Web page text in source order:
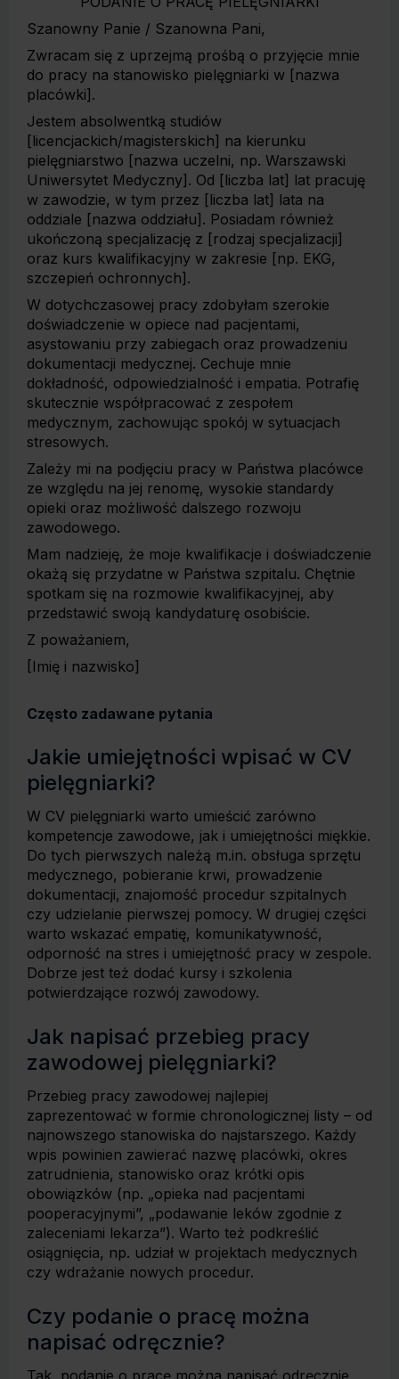
Szanowny Panie / Szanowna Pani,
Zwracam się z uprzejmą prośbą o przyjęcie mnie
do pracy na stanowisko pielęgniarki w [nazwa
placówki].
Jestem absolwentką studiów
[licencjackich/magisterskich] na kierunku
pielęgniarstwo [nazwa uczelni, np. Warszawski
Uniwersytet Medyczny]. Od [liczba lat] lat pracuję
w zawodzie, w tym przez [liczba lat] lata na
oddziale [nazwa oddziału]. Posiadam również
ukończoną specjalizację z [rodzaj specjalizacji]
oraz kurs kwalifikacyjny w zakresie [np. EKG,
szczepień ochronnych].
W dotychczasowej pracy zdobyłam szerokie
doświadczenie w opiece nad pacjentami,
asystowaniu przy zabiegach oraz prowadzeniu
dokumentacji medycznej. Cechuje mnie
dokładność, odpowiedzialność i empatia. Potrafię
skutecznie współpracować z zespołem
medycznym, zachowując spokój w sytuacjach
stresowych.
Zależy mi na podjęciu pracy w Państwa placówce
ze względu na jej renomę, wysokie standardy
opieki oraz możliwość dalszego rozwoju
zawodowego.
Mam nadzieję, że moje kwalifikacje i doświadczenie
okażą się przydatne w Państwa szpitalu. Chętnie
spotkam się na rozmowie kwalifikacyjnej, aby
przedstawić swoją kandydaturę osobiście.
Z poważaniem,
[Imię i nazwisko]
Często zadawane pytania
Jakie umiejętności wpisać w CV
pielęgniarki?
W CV pielęgniarki warto umieścić zarówno
kompetencje zawodowe, jak i umiejętności miękkie.
Do tych pierwszych należą m.in. obsługa sprzętu
medycznego, pobieranie krwi, prowadzenie
dokumentacji, znajomość procedur szpitalnych
czy udzielanie pierwszej pomocy. W drugiej części
warto wskazać empatię, komunikatywność,
odporność na stres i umiejętność pracy w zespole.
Dobrze jest też dodać kursy i szkolenia
potwierdzające rozwój zawodowy.
Jak napisać przebieg pracy
zawodowej pielęgniarki?
Przebieg pracy zawodowej najlepiej
zaprezentować w formie chronologicznej listy – od
najnowszego stanowiska do najstarszego. Każdy
wpis powinien zawierać nazwę placówki, okres
zatrudnienia, stanowisko oraz krótki opis
obowiązków (np. „opieka nad pacjentami
pooperacyjnymi”, „podawanie leków zgodnie z
zaleceniami lekarza”). Warto też podkreślić
osiągnięcia, np. udział w projektach medycznych
czy wdrażanie nowych procedur.
Czy podanie o pracę można
napisać odręcznie?
Tak, podanie o pracę można napisać odręcznie,